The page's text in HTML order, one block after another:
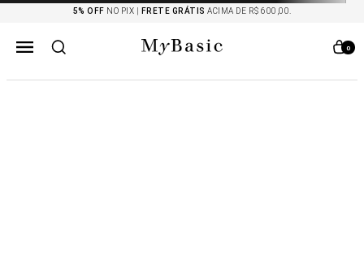
5% OFF NO PIX | FRETE GRÁTIS ACIMA DE R$ 600,00.
0